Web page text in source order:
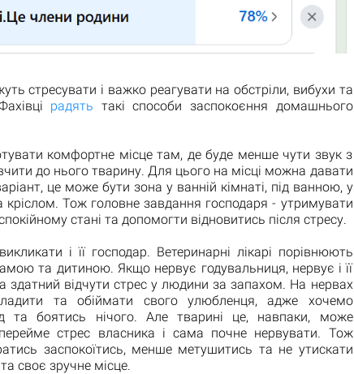
стресувати і важко реагувати на обстріли, вибухи та
радять такі способи заспокоєння домашнього
комфортне місце там, де буде менше чути звук з
до нього тварину. Для цього на місці можна давати
це може бути зона у ванній кімнаті, під ванною, у
кріслом. Тож головне завдання господаря - утримувати
стані та допомогти відновитись після стресу.
і її господар. Ветеринарні лікарі порівнюють
та дитиною. Якщо нервує годувальниця, нервує і її
здатний відчути стрес у людини за запахом. На нервах
та обіймати свого улюбленця, адже хочемо
боятись нічого. Але тварині це, навпаки, може
стрес власника і сама почне нервувати. Тож
заспокоїтись, менше метушитись та не утискати
своє зручне місце.